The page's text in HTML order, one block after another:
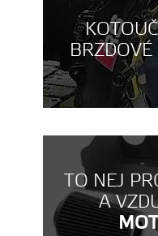
TO NEJ
A